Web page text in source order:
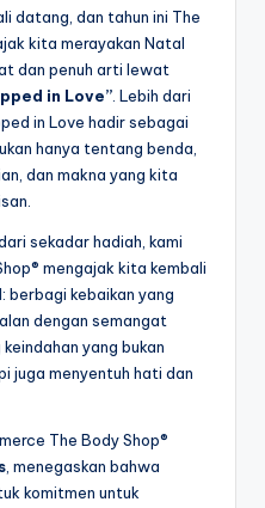
datang, dan tahun ini The
kita merayakan Natal
dan penuh arti lewat
in Love” . Lebih dari
in Love hadir sebagai
hanya tentang benda,
dan makna yang kita
sekadar hadiah, kami
mengajak kita kembali
berbagi kebaikan yang
dengan semangat
yang bukan
juga menyentuh hati dan
The Body Shop®
, menegaskan bahwa
komitmen untuk